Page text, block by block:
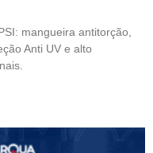
mangueira antitorção,
Anti UV e alto